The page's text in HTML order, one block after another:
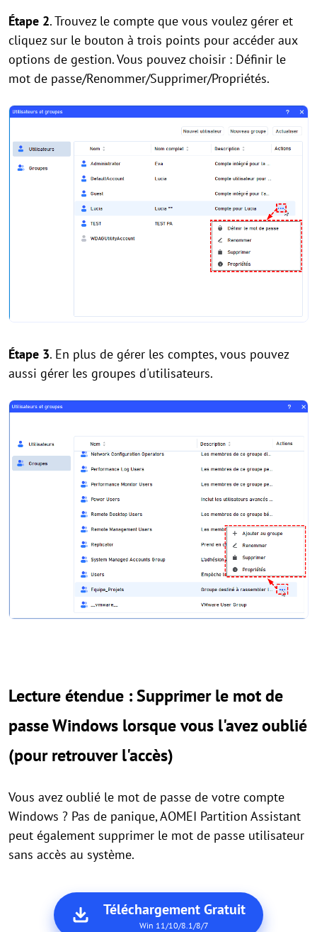
Étape 2. Trouvez le compte que vous voulez gérer et
cliquez sur le bouton à trois points pour accéder aux
options de gestion. Vous pouvez choisir : Définir le
mot de passe/Renommer/Supprimer/Propriétés.
Étape 3. En plus de gérer les comptes, vous pouvez
aussi gérer les groupes d'utilisateurs.
Lecture étendue : Supprimer le mot de
passe Windows lorsque vous l'avez oublié
(pour retrouver l'accès)
Vous avez oublié le mot de passe de votre compte
Windows ? Pas de panique, AOMEI Partition Assistant
peut également supprimer le mot de passe utilisateur
sans accès au système.
Téléchargement Gratuit
Win 11/10/8.1/8/7